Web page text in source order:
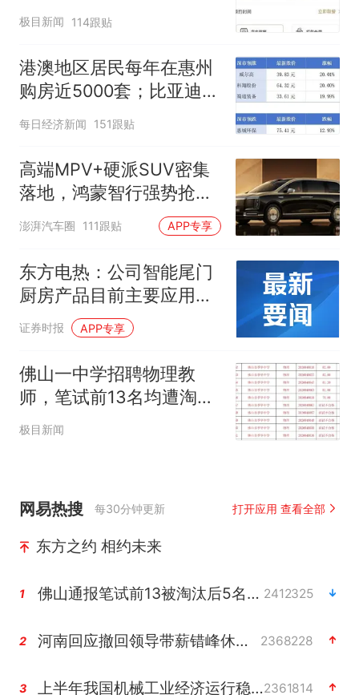
500杯，店员：今天奶茶
店都很忙，要等2个多小
时
极目新闻 114跟贴
港澳地区居民每年在惠州
购房近5000套；比亚迪销
量跻身全球车企第六丨大
每日经济新闻 151跟贴
高端MPV+硬派SUV密集
落地，鸿蒙智行强势抢占
自主高端市场制高点
澎湃汽车圈 111跟贴 APP专享
东方电热：公司智能尾门
厨房产品目前主要应用于
享界G9
证券时报 APP专享
佛山一中学招聘物理教
师，笔试前13名均遭淘
汰？教育局：已叫停招
极目新闻
网易热搜 每30分钟更新 打开应用 查看全部
东方之约 相约未来
1 佛山通报笔试前13被淘汰后5名进体检 2412325
2 河南回应撤回领导带薪错峰休假通知 2368228
3 上半年我国机械工业经济运行稳中有进2361814